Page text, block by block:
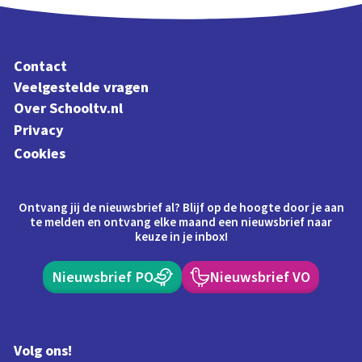
Contact
Veelgestelde vragen
Over Schooltv.nl
Privacy
Cookies
Ontvang jij de nieuwsbrief al? Blijf op de hoogte door je aan
te melden en ontvang elke maand een nieuwsbrief naar
keuze in je inbox!
Nieuwsbrief PO Nieuwsbrief VO
Volg ons!